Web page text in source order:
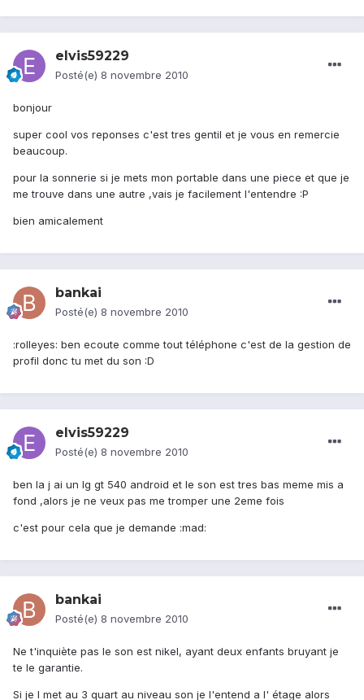
elvis59229
Posté(e) 8 novembre 2010
bonjour
super cool vos reponses c'est tres gentil et je vous en remercie
beaucoup.
pour la sonnerie si je mets mon portable dans une piece et que je
me trouve dans une autre ,vais je facilement l'entendre :P
bien amicalement
bankai
Posté(e) 8 novembre 2010
:rolleyes: ben ecoute comme tout téléphone c'est de la gestion de
profil donc tu met du son :D
elvis59229
Posté(e) 8 novembre 2010
ben la j ai un lg gt 540 android et le son est tres bas meme mis a
fond ,alors je ne veux pas me tromper une 2eme fois
c'est pour cela que je demande :mad:
bankai
Posté(e) 8 novembre 2010
Ne t'inquiète pas le son est nikel, ayant deux enfants bruyant je
te le garantie.
Si je l met au 3 quart au niveau son je l'entend a l' étage alors